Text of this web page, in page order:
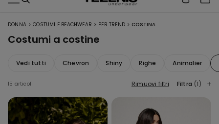
DONNA > COSTUMI E BEACHWEAR > PER TREND > COSTINA
Costumi a costine
Vedi tutti Chevron Shiny Righe Animalier
15 articoli Rimuovi filtri Filtra (1)